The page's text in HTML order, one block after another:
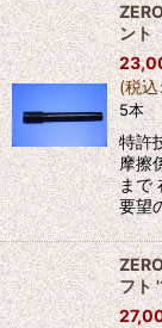
ント
(税込
5本
特許
摩擦
まで
要望
フト